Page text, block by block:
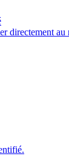
directement au